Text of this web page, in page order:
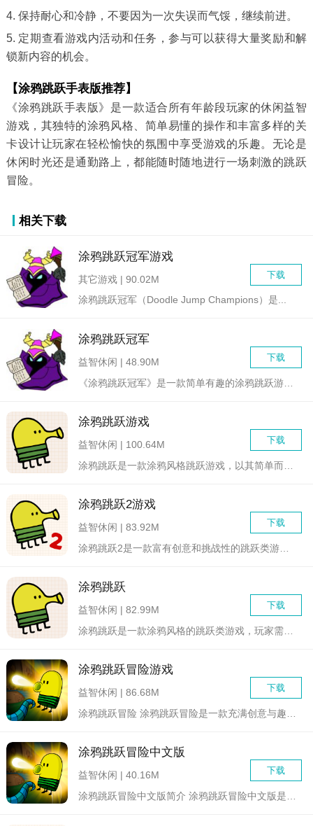
4. 保持耐心和冷静，不要因为一次失误而气馁，继续前进。
5. 定期查看游戏内活动和任务，参与可以获得大量奖励和解
锁新内容的机会。
【涂鸦跳跃手表版推荐】
《涂鸦跳跃手表版》是一款适合所有年龄段玩家的休闲益智
游戏，其独特的涂鸦风格、简单易懂的操作和丰富多样的关
卡设计让玩家在轻松愉快的氛围中享受游戏的乐趣。无论是
休闲时光还是通勤路上，都能随时随地进行一场刺激的跳跃
冒险。
相关下载
涂鸦跳跃冠军游戏
下载
其它游戏 | 90.02M
涂鸦跳跃冠军（Doodle Jump Champions）是...
涂鸦跳跃冠军
下载
益智休闲 | 48.90M
涂鸦跳跃游戏
下载
益智休闲 | 100.64M
涂鸦跳跃2游戏
下载
益智休闲 | 83.92M
涂鸦跳跃
下载
益智休闲 | 82.99M
涂鸦跳跃冒险游戏
下载
益智休闲 | 86.68M
涂鸦跳跃冒险中文版
下载
益智休闲 | 40.16M